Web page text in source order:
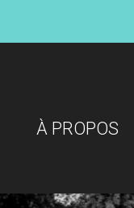
À PROPOS